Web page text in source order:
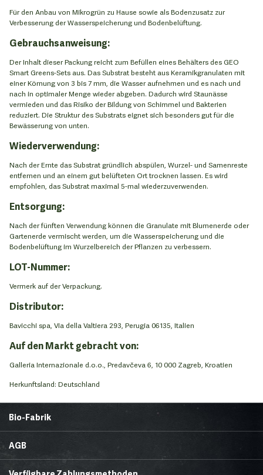
Für den Anbau von Mikrogrün zu Hause sowie als Bodenzusatz zur
Verbesserung der Wasserspeicherung und Bodenbelüftung.
Gebrauchsanweisung:
Der Inhalt dieser Packung reicht zum Befüllen eines Behälters des GEO
Smart Greens-Sets aus. Das Substrat besteht aus Keramikgranulaten mit
einer Körnung von 3 bis 7 mm, die Wasser aufnehmen und es nach und
nach in optimaler Menge wieder abgeben. Dadurch wird Staunässe
vermieden und das Risiko der Bildung von Schimmel und Bakterien
reduziert. Die Struktur des Substrats eignet sich besonders gut für die
Bewässerung von unten.
Wiederverwendung:
Nach der Ernte das Substrat gründlich abspülen, Wurzel- und Samenreste
entfernen und an einem gut belüfteten Ort trocknen lassen. Es wird
empfohlen, das Substrat maximal 5-mal wiederzuverwenden.
Entsorgung:
Nach der fünften Verwendung können die Granulate mit Blumenerde oder
Gartenerde vermischt werden, um die Wasserspeicherung und die
Bodenbelüftung im Wurzelbereich der Pflanzen zu verbessern.
LOT-Nummer:
Vermerk auf der Verpackung.
Distributor:
Bavicchi spa, Via della Valtiera 293, Perugia 06135, Italien
Auf den Markt gebracht von:
Galleria Internazionale d.o.o., Predavčeva 6, 10 000 Zagreb, Kroatien
Herkunftsland: Deutschland
Bio-Fabrik
News
AGB
Lieferbedingungen